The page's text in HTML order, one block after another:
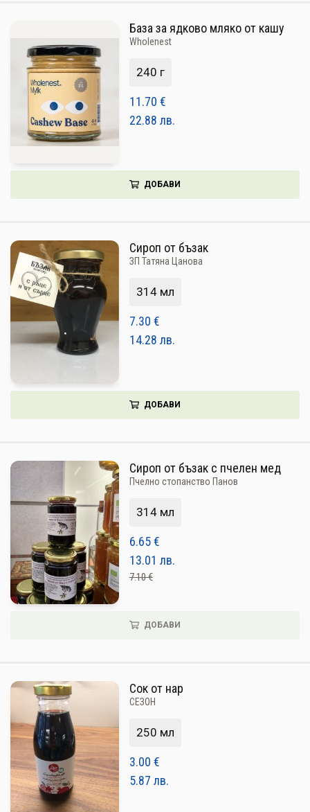
База за ядково мляко от кашу
Wholenest
240 г
11.70 €
22.88 лв.
ДОБАВИ
Сироп от бъзак
ЗП Татяна Цанова
314 мл
7.30 €
14.28 лв.
ДОБАВИ
Сироп от бъзак с пчелен мед
Пчелно стопанство Панов
314 мл
6.65€
13.01 лв.
7.10 €
ДОБАВИ
Сок от нар
СЕЗОН
250 мл
3.00 €
5.87 лв.